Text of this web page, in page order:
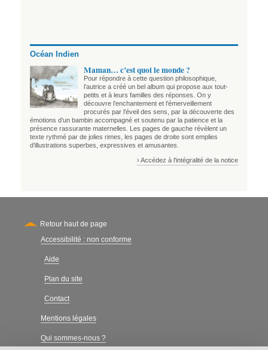
Océan Indien
Maman… c’est quoi le monde ?
Pour répondre à cette question philosophique,
l’autrice a créé un bel album qui propose aux tout-
petits et à leurs familles des réponses. On y
découvre l’enchantement et l’émerveillement
procurés par l’éveil des sens, par la découverte des
émotions d’un bambin accompagné et soutenu par la patience et la
présence rassurante maternelles. Les pages de gauche révèlent un
texte rythmé par de jolies rimes, les pages de droite sont emplies
d’illustrations superbes, expressives et amusantes.
› Accédez à l'intégralité de la notice
Retour haut de page
Secondary
Accessibilité : non conforme
- Aide
- Plan du site
- Contact
Mentions légales
Qui sommes-nous ?